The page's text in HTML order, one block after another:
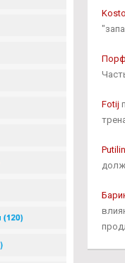
Fotij